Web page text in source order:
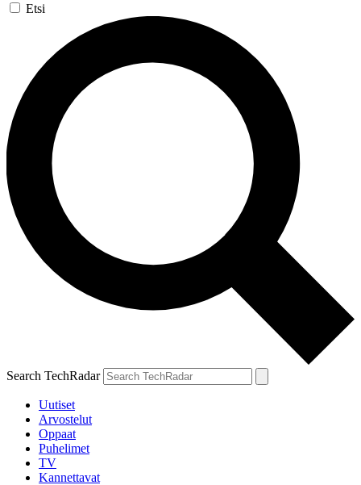
Etsi
Search TechRadar
Uutiset
Arvostelut
Oppaat
Puhelimet
TV
Kannettavat